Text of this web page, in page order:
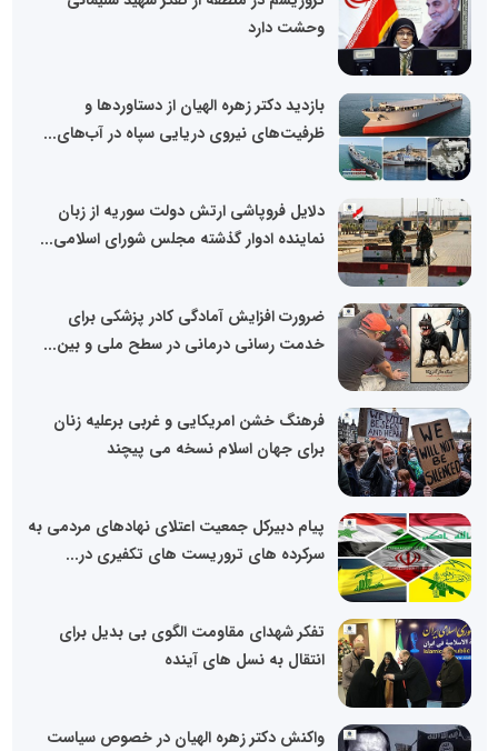
وحشت دارد
بازدید دکتر زهره الهیان از دستاوردها و
ظرفیت‌های نیروی دریایی سپاه در آب‌های...
دلایل فروپاشی ارتش دولت سوریه از زبان
نماینده ادوار گذشته مجلس شورای اسلامی...
ضرورت افزایش آمادگی کادر پزشکی برای
خدمت رسانی درمانی در سطح ملی و بین...
فرهنگ خشن امریکایی و غربی برعلیه زنان
برای جهان اسلام نسخه می پیچند
پیام دبیرکل جمعیت اعتلای نهادهای مردمی به
سرکرده های تروریست های تکفیری در...
تفکر شهدای مقاومت الگوی بی بدیل برای
انتقال به نسل های آینده
واکنش دکتر زهره الهیان در خصوص سیاست